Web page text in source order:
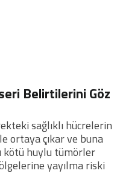
Belirtilerini Göz
sağlıklı hücrelerin
ortaya çıkar ve buna
kötü huylu tümörler
yayılma riski